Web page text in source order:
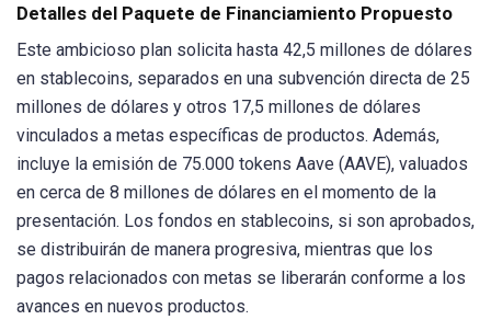
Detalles del Paquete de Financiamiento Propuesto
Este ambicioso plan solicita hasta 42,5 millones de dólares
en stablecoins, separados en una subvención directa de 25
millones de dólares y otros 17,5 millones de dólares
vinculados a metas específicas de productos. Además,
incluye la emisión de 75.000 tokens Aave (AAVE), valuados
en cerca de 8 millones de dólares en el momento de la
presentación. Los fondos en stablecoins, si son aprobados,
se distribuirán de manera progresiva, mientras que los
pagos relacionados con metas se liberarán conforme a los
avances en nuevos productos.